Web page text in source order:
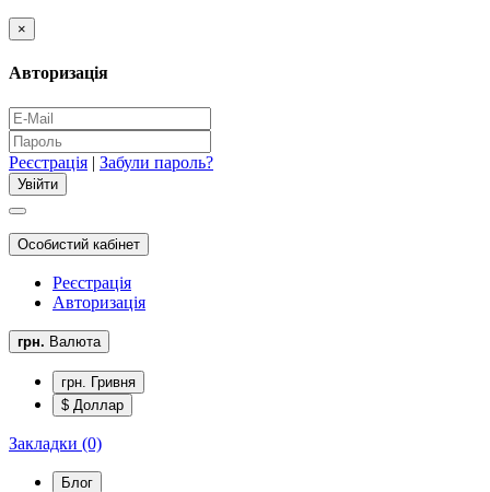
×
Авторизація
Реєстрація | Забули пароль?
Особистий кабінет
Реєстрація
Авторизація
грн. Валюта
грн. Гривня
$ Доллар
Закладки (0)
Блог